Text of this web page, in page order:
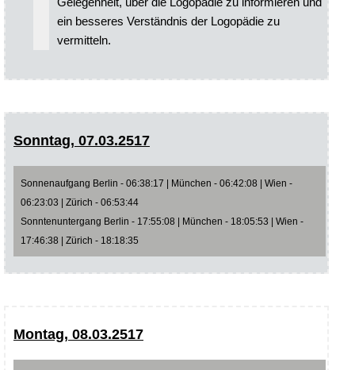
ein besseres Verständnis der Logopädie zu
vermitteln.
Sonntag, 07.03.2517
Sonnenaufgang Berlin - 06:38:17 | München - 06:42:08 | Wien -
06:23:03 | Zürich - 06:53:44
Sonntenuntergang Berlin - 17:55:08 | München - 18:05:53 | Wien -
17:46:38 | Zürich - 18:18:35
Montag, 08.03.2517